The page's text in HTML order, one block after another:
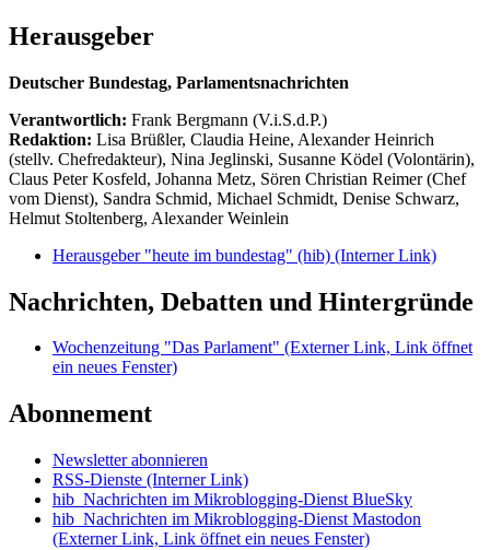
Herausgeber
Deutscher Bundestag, Parlamentsnachrichten
Verantwortlich: Frank Bergmann (V.i.S.d.P.)
Redaktion: Lisa Brüßler, Claudia Heine, Alexander Heinrich
(stellv. Chefredakteur), Nina Jeglinski, Susanne Ködel (Volontärin),
Claus Peter Kosfeld, Johanna Metz, Sören Christian Reimer (Chef
vom Dienst), Sandra Schmid, Michael Schmidt, Denise Schwarz,
Helmut Stoltenberg, Alexander Weinlein
Herausgeber "heute im bundestag" (hib) (Interner Link)
Nachrichten, Debatten und Hintergründe
Wochenzeitung "Das Parlament" (Externer Link, Link öffnet
ein neues Fenster)
Abonnement
Newsletter abonnieren
RSS-Dienste (Interner Link)
hib_Nachrichten im Mikroblogging-Dienst BlueSky
hib_Nachrichten im Mikroblogging-Dienst Mastodon
(Externer Link, Link öffnet ein neues Fenster)